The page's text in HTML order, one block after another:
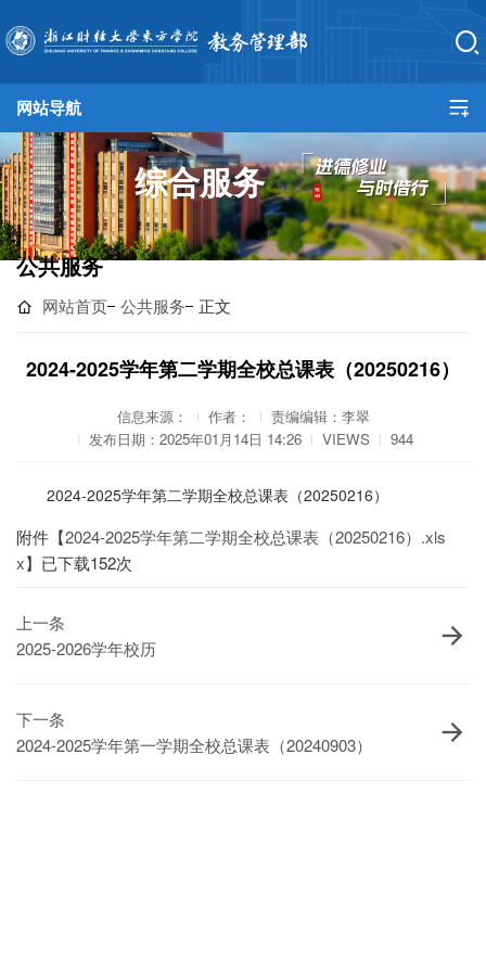
网站导航
网站首页
教务总览
培养方案
教学建设
信息公开
教师发展
综合服务
公共服务
网站首页 公共服务 正文
2024-2025学年第二学期全校总课表（20250216）
信息来源： 作者：
责编编辑：李翠
发布日期：2025年01月14日 14:26
VIEWS 944
2024-2025学年第二学期全校总课表（20250216）
附件【2024-2025学年第二学期全校总课表（20250216）.xls
x】已下载152次
上一条
2025-2026学年校历
下一条
2024-2025学年第一学期全校总课表（20240903）